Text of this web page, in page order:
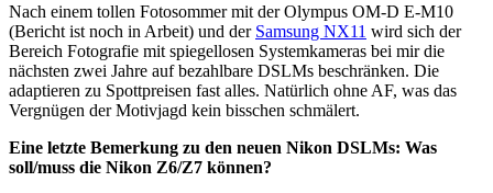
Nach einem tollen Fotosommer mit der Olympus OM-D E-M10
(Bericht ist noch in Arbeit) und der Samsung NX11 wird sich der
Bereich Fotografie mit spiegellosen Systemkameras bei mir die
nächsten zwei Jahre auf bezahlbare DSLMs beschränken. Die
adaptieren zu Spottpreisen fast alles. Natürlich ohne AF, was das
Vergnügen der Motivjagd kein bisschen schmälert.
Eine letzte Bemerkung zu den neuen Nikon DSLMs: Was
soll/muss die Nikon Z6/Z7 können?